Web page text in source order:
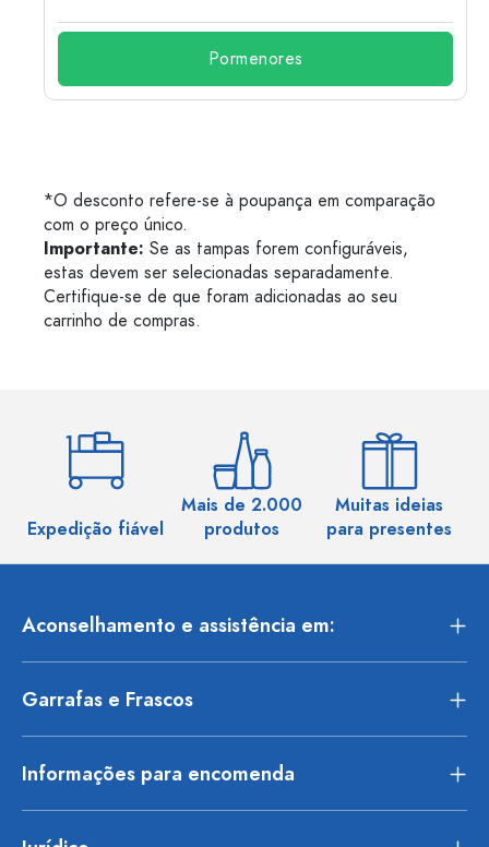
Pormenores
*O desconto refere-se à poupança em comparação
com o preço único.
Importante: Se as tampas forem configuráveis,
estas devem ser selecionadas separadamente.
Certifique-se de que foram adicionadas ao seu
carrinho de compras.
Expedição fiável
Mais de 2.000
produtos
Muitas ideias
para presentes
Aconselhamento e assistência em:
Garrafas e Frascos
Informações para encomenda